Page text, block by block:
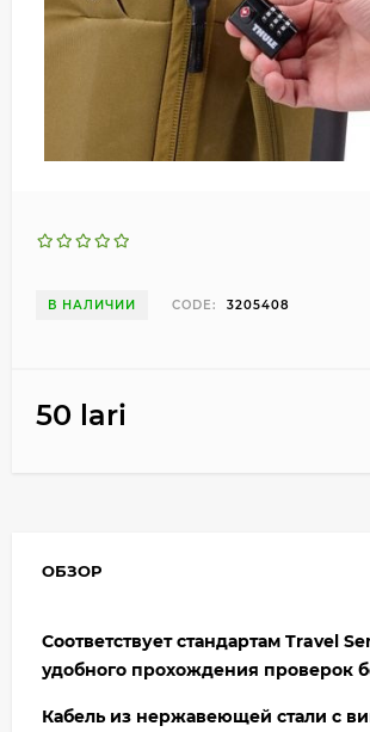
В НАЛИЧИИ CODE: 3205408
50 lari
ОБЗОР
Соответствует стандартам Travel
удобного прохождения проверок
Кабель из нержавеющей стали с